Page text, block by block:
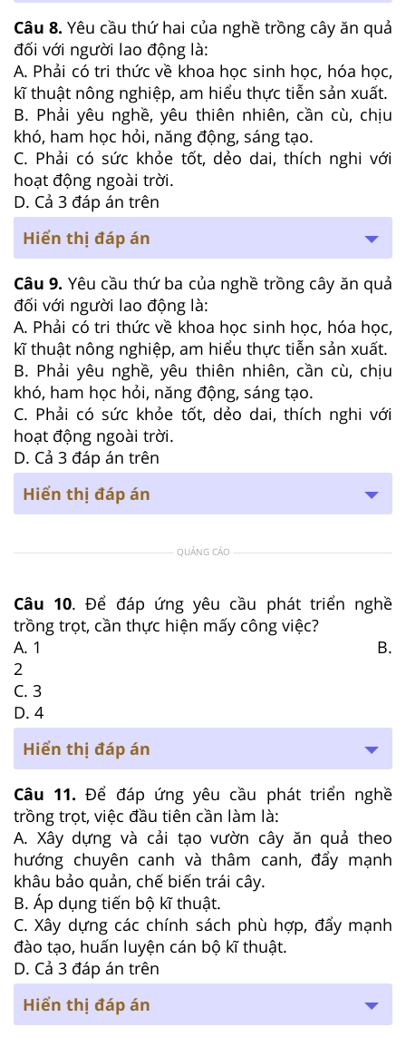
Câu 8. Yêu cầu thứ hai của nghề trồng cây ăn quả
đối với người lao động là:
A. Phải có tri thức về khoa học sinh học, hóa học,
kĩ thuật nông nghiệp, am hiểu thực tiễn sản xuất.
B. Phải yêu nghề, yêu thiên nhiên, cần cù, chịu
khó, ham học hỏi, năng động, sáng tạo.
C. Phải có sức khỏe tốt, dẻo dai, thích nghi với
hoạt động ngoài trời.
D. Cả 3 đáp án trên
Hiển thị đáp án
Câu 9. Yêu cầu thứ ba của nghề trồng cây ăn quả
đối với người lao động là:
A. Phải có tri thức về khoa học sinh học, hóa học,
kĩ thuật nông nghiệp, am hiểu thực tiễn sản xuất.
B. Phải yêu nghề, yêu thiên nhiên, cần cù, chịu
khó, ham học hỏi, năng động, sáng tạo.
C. Phải có sức khỏe tốt, dẻo dai, thích nghi với
hoạt động ngoài trời.
D. Cả 3 đáp án trên
Hiển thị đáp án
QUẢNG CÁO
Câu 10. Để đáp ứng yêu cầu phát triển nghề
trồng trọt, cần thực hiện mấy công việc?
A. 1 B.
2
C. 3
D. 4
Hiển thị đáp án
Câu 11.Để đáp ứng yêu cầu phát triển nghề
trồng trọt, việc đầu tiên cần làm là:
A. Xây dựng và cải tạo vườn cây ăn quả theo
hướng chuyên canh và thâm canh, đẩy mạnh
khâu bảo quản, chế biến trái cây.
B. Áp dụng tiến bộ kĩ thuật.
C. Xây dựng các chính sách phù hợp, đẩy mạnh
đào tạo, huấn luyện cán bộ kĩ thuật.
D. Cả 3 đáp án trên
Hiển thị đáp án